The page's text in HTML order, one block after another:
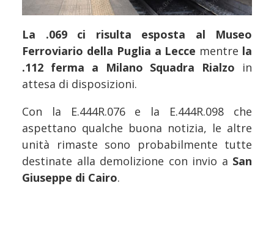
La .069 ci risulta esposta al Museo
Ferroviario della Puglia a Lecce mentre la
.112 ferma a Milano Squadra Rialzo in
attesa di disposizioni.
Con la E.444R.076 e la E.444R.098 che
aspettano qualche buona notizia, le altre
unità rimaste sono probabilmente tutte
destinate alla demolizione con invio a San
Giuseppe di Cairo.